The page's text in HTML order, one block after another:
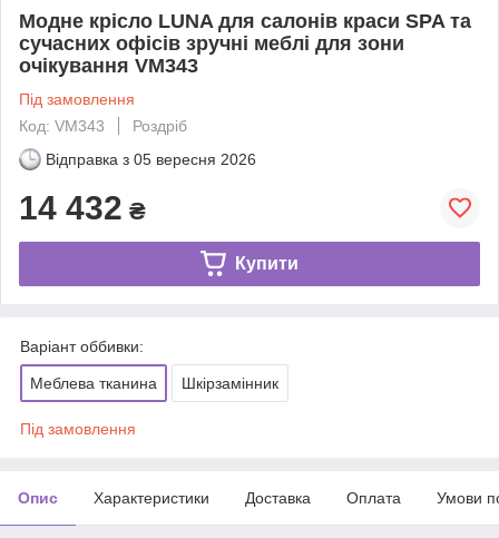
Модне крісло LUNA для салонів краси SPA та
сучасних офісів зручні меблі для зони
очікування VM343
Під замовлення
Код: VM343
Роздріб
Відправка з 05 вересня 2026
14 432 ₴
Купити
Варіант оббивки:
Меблева тканина Шкірзамінник
Під замовлення
Опис Характеристики Доставка Оплата Умови